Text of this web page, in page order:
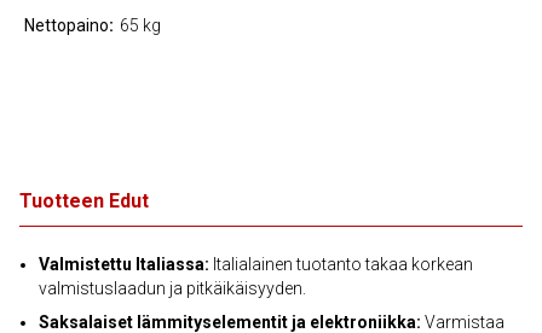
Tuotteen Edut
Valmistettu Italiassa: Italialainen tuotanto takaa korkean
valmistuslaadun ja pitkäikäisyyden.
Saksalaiset lämmityselementit ja elektroniikka: Varmistaa
Nettopaino 65 kg